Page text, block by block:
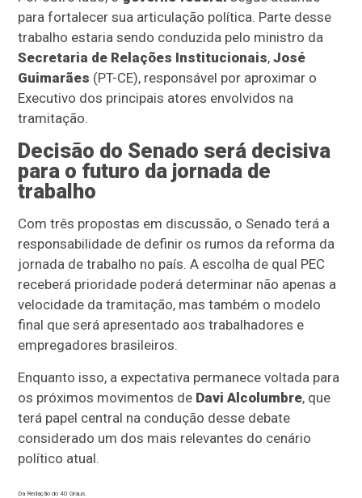
para fortalecer sua articulação política. Parte desse
trabalho estaria sendo conduzida pelo ministro da
Secretaria de Relações Institucionais,José
Guimarães (PT-CE), responsável por aproximar o
Executivo dos principais atores envolvidos na
tramitação.
Decisão do Senado será decisiva
para o futuro da jornada de
trabalho
Com três propostas em discussão, o Senado terá a
responsabilidade de definir os rumos da reforma da
jornada de trabalho no país. A escolha de qual PEC
receberá prioridade poderá determinar não apenas a
velocidade da tramitação, mas também o modelo
final que será apresentado aos trabalhadores e
empregadores brasileiros.
Enquanto isso, a expectativa permanece voltada para
os próximos movimentos de Davi Alcolumbre, que
terá papel central na condução desse debate
considerado um dos mais relevantes do cenário
político atual.
Da Redação do 40 Graus.